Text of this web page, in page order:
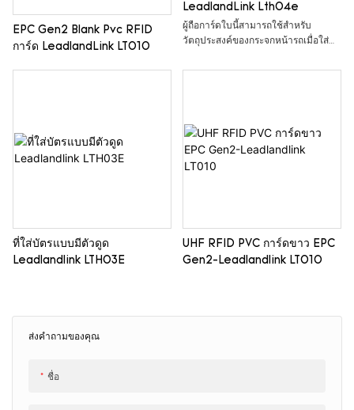
ส่งคำถามของคุณ
ชื่อ
EPC Gen2 Blank Pvc RFID
การ์ด LeadlandLink LT010
LeadlandLink Lth04e
ผู้ถือการ์ดใบนี้สามารถใช้สำหรับ
วัตถุประสงค์ของกระจกหน้ารถเมื่อใส่
ที่ใส่บัตรแบบมีตัวดูด
Leadlandlink LTH03E
UHF RFID PVC การ์ดขาว EPC
Gen2-Leadlandlink LT010